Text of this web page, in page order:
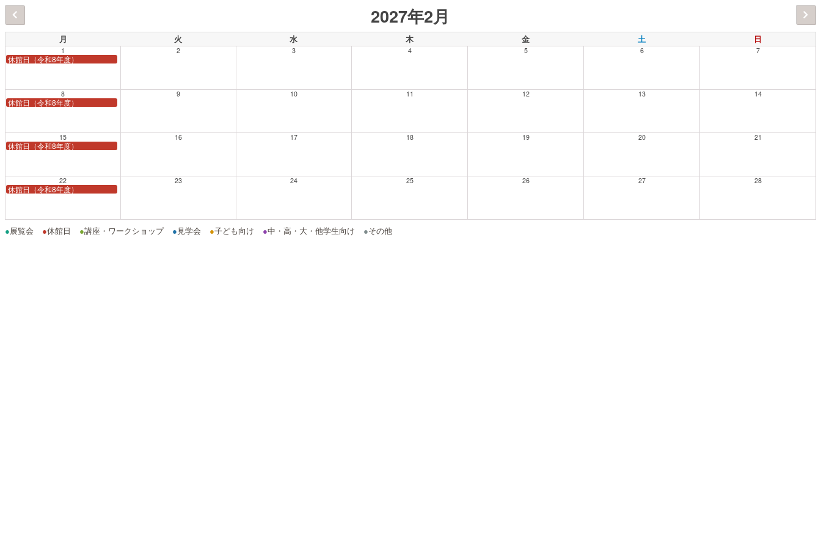
2027年2月
月 火 水 木 金 土 日
1
休館日（令和8年度）
2 3 4 5 6 7
8
休館日（令和8年度）
9 10 11 12 13 14
15
休館日（令和8年度）
16 17 18 19 20 21
22
休館日（令和8年度）
23 24 25 26 27 28
●展覧会 ●休館日 ●講座・ワークショップ ● 見学会 ●子ども向け ●中・高・大・他学生向け ●その他